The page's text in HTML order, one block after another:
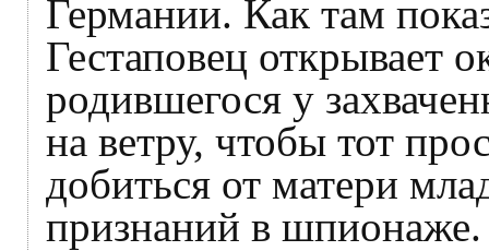
Германии. Как там
Гестаповец открывает
родившегося у
на ветру, чтобы тот
добиться от матери
признаний в